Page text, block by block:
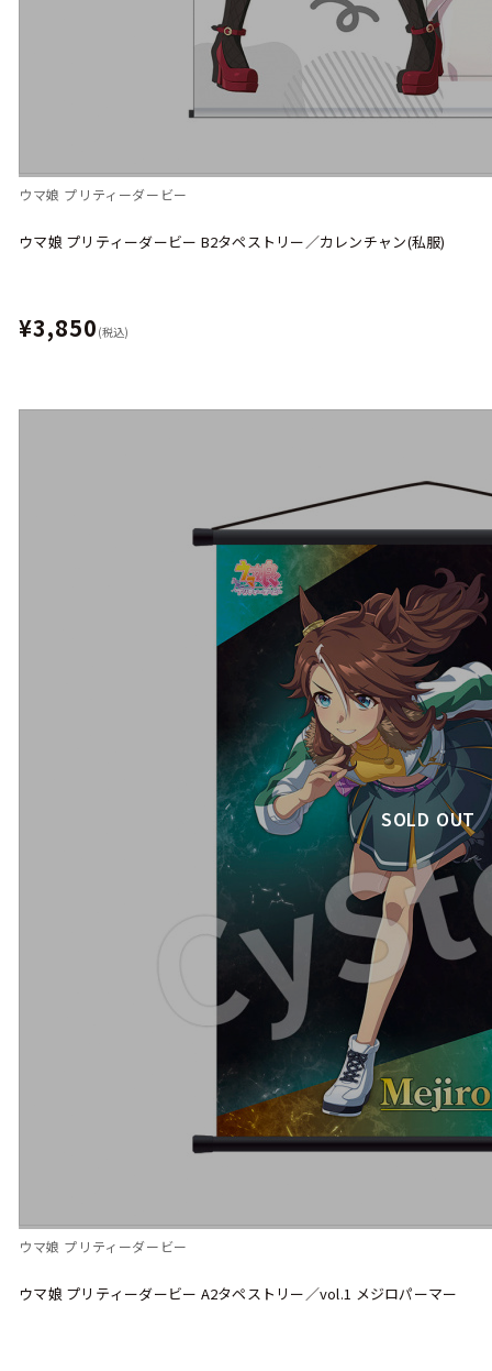
ウマ娘 プリティーダービー
ウマ娘 プリティーダービー B2タペストリー／カレンチャン(私服)
¥3,850 (税込)
SOLD OUT
ウマ娘 プリティーダービー
ウマ娘 プリティーダービー A2タペストリー／vol.1 メジロパーマー